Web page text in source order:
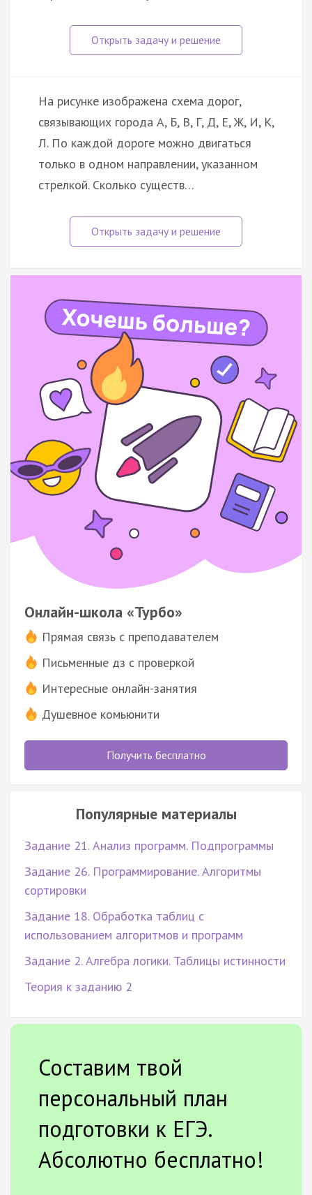
На рисунке изображена схема дорог,
связывающих города А, Б, В, Г, Д, Е, Ж, И, К,
Л. По каждой дороге можно двигаться
только в одном направлении, указанном
стрелкой. Сколько существ…
Онлайн-школа «Турбо»
Прямая связь с преподавателем
Письменные дз с проверкой
Интересные онлайн-занятия
Душевное комьюнити
Получить бесплатно
Популярные материалы
Задание 21. Анализ программ. Подпрограммы
Задание 26. Программирование. Алгоритмы
сортировки
Задание 18. Обработка таблиц с
использованием алгоритмов и программ
Задание 2. Алгебра логики. Таблицы истинности
Теория к заданию 2
Составим твой
персональный план
подготовки к ЕГЭ.
Абсолютно бесплатно!